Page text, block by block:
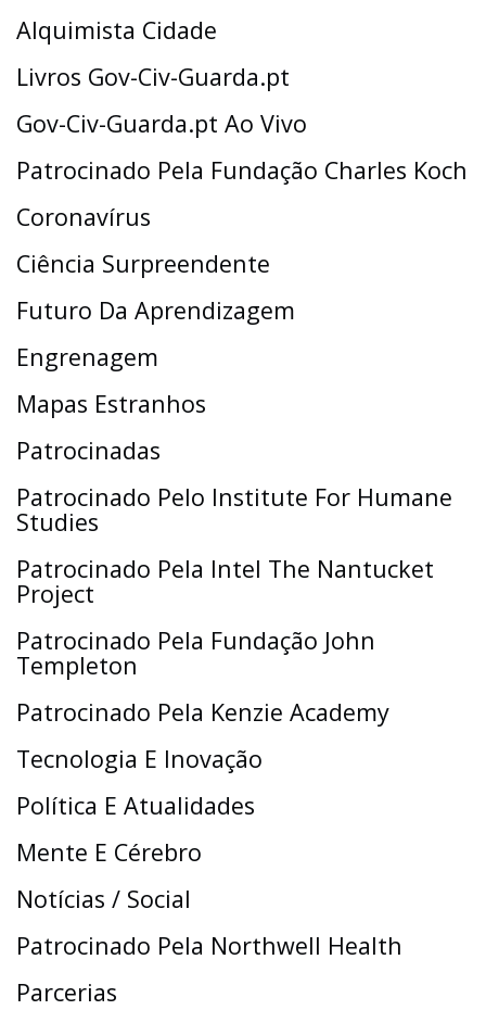
Alquimista Cidade
Livros Gov-Civ-Guarda.pt
Gov-Civ-Guarda.pt Ao Vivo
Patrocinado Pela Fundação Charles Koch
Coronavírus
Ciência Surpreendente
Futuro Da Aprendizagem
Engrenagem
Mapas Estranhos
Patrocinadas
Patrocinado Pelo Institute For Humane
Studies
Patrocinado Pela Intel The Nantucket
Project
Patrocinado Pela Fundação John
Templeton
Patrocinado Pela Kenzie Academy
Tecnologia E Inovação
Política E Atualidades
Mente E Cérebro
Notícias / Social
Patrocinado Pela Northwell Health
Parcerias